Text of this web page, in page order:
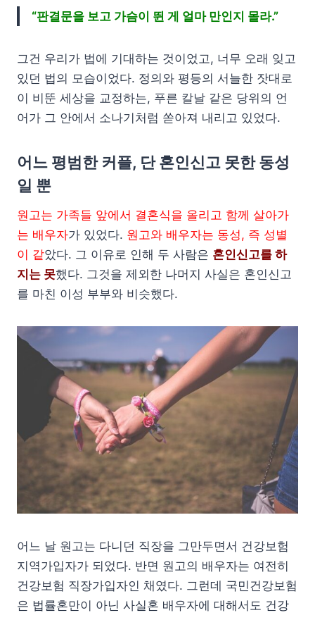
“판결문을 보고 가슴이 뛴 게 얼마 만인지 몰라.”
그건 우리가 법에 기대하는 것이었고, 너무 오래 잊고
있던 법의 모습이었다. 정의와 평등의 서늘한 잣대로
이 비뚠 세상을 교정하는, 푸른 칼날 같은 당위의 언
어가 그 안에서 소나기처럼 쏟아져 내리고 있었다.
어느 평범한 커플, 단 혼인신고 못한 동성
일 뿐
원고는 가족들 앞에서 결혼식을 올리고 함께 살아가
는 배우자가 있었다. 원고와 배우자는 동성, 즉 성별
이 같았다. 그 이유로 인해 두 사람은 혼인신고를 하
지는 못했다. 그것을 제외한 나머지 사실은 혼인신고
를 마친 이성 부부와 비슷했다.
어느 날 원고는 다니던 직장을 그만두면서 건강보험
지역가입자가 되었다. 반면 원고의 배우자는 여전히
건강보험 직장가입자인 채였다. 그런데 국민건강보험
은 법률혼만이 아닌 사실혼 배우자에 대해서도 건강